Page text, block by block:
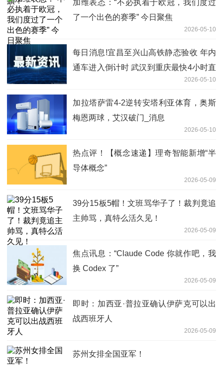
加维表态：“不必执着于欧冠，我们度过
了一个出色的赛季” 今日聚焦
2026-05-10
每日消息!宜昌至兴山高铁静态验收 年内
通车进入倒计时 武汉到重庆最快4小时直
2026-05-10
加拉塔萨雷4-2逆转安塔利亚体育，奥斯
梅恩两球，艾汉破门_消息
2026-05-10
热点评！【概念速递】理奇智能新增“半
导体概念”
2026-05-09
39分15板5帽！文班骂华子了！裁判竟追
主帅骂，真特么活久见！
2026-05-09
焦点讯息：“Claude Code 你就作吧，我
换 Codex 了”
2026-05-09
即时：加西亚·普拉亚确认伊萨克可以出
战西班牙人
2026-05-09
苏州女排全国亚军！